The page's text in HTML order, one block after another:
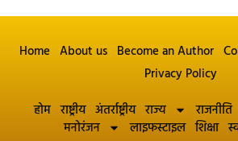
Home About us Become an Author
Privacy Policy
होम राष्ट्रीय अंतर्राष्ट्रीय राज्य राजनीति
मनोरंजन
लाइफस्टाइल शिक्षा